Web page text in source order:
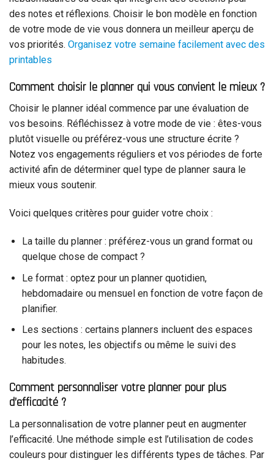
des notes et réflexions. Choisir le bon modèle en fonction
de votre mode de vie vous donnera un meilleur aperçu de
vos priorités. Organisez votre semaine facilement avec des
printables
Comment choisir le planner qui vous convient le mieux ?
Choisir le planner idéal commence par une évaluation de
vos besoins. Réfléchissez à votre mode de vie : êtes-vous
plutôt visuelle ou préférez-vous une structure écrite ?
Notez vos engagements réguliers et vos périodes de forte
activité afin de déterminer quel type de planner saura le
mieux vous soutenir.
Voici quelques critères pour guider votre choix :
La taille du planner : préférez-vous un grand format ou
quelque chose de compact ?
Le format : optez pour un planner quotidien,
hebdomadaire ou mensuel en fonction de votre façon de
planifier.
Les sections : certains planners incluent des espaces
pour les notes, les objectifs ou même le suivi des
habitudes.
Comment personnaliser votre planner pour plus
d’efficacité ?
La personnalisation de votre planner peut en augmenter
l’efficacité. Une méthode simple est l’utilisation de codes
couleurs pour distinguer les différents types de tâches. Par